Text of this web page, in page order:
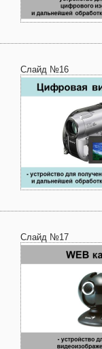
Слайд №16
Слайд №17